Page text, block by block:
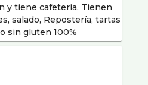
y tiene cafetería. Tienen
salado, Repostería, tartas
sin gluten 100%